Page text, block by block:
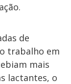
de
trabalho em
mais
lactantes, o